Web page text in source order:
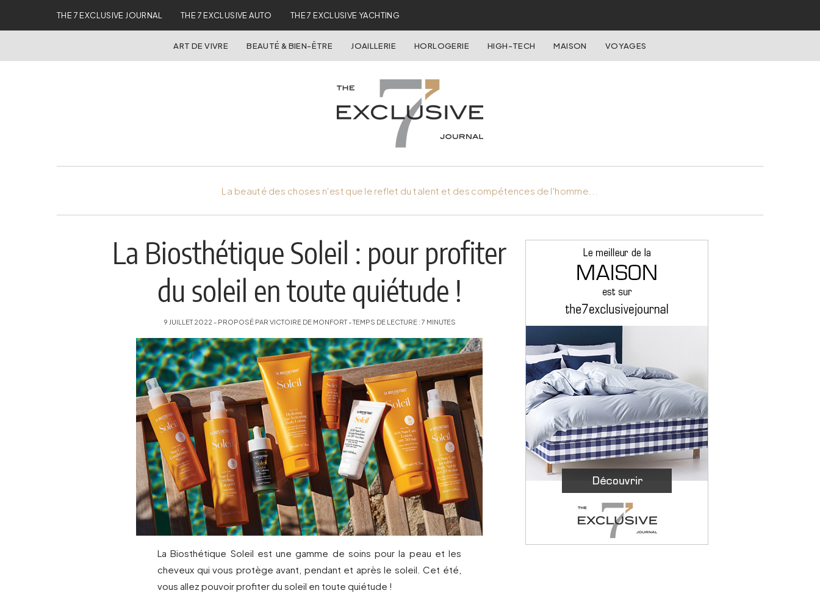
THE 7 EXCLUSIVE JOURNAL THE 7 EXCLUSIVE AUTO THE 7 EXCLUSIVE YACHTING
ART DE VIVRE BEAUTÉ & BIEN-ÊTRE JOAILLERIE HORLOGERIE HIGH-TECH MAISON VOYAGES
La beauté des choses n'est que le reflet du talent et des compétences de l'homme...
La Biosthétique Soleil : pour profiter
du soleil en toute quiétude !
9 JUILLET 2022 - PROPOSÉ PAR VICTOIRE DE MONFORT - TEMPS DE LECTURE : 7 MINUTES
La Biosthétique Soleil est une gamme de soins pour la peau et les
cheveux qui vous protège avant, pendant et après le soleil. Cet été,
vous allez pouvoir profiter du soleil en toute quiétude !